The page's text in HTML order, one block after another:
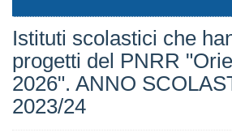
Istituti scolastici che
progetti del PNRR
2026". ANNO
2023/24